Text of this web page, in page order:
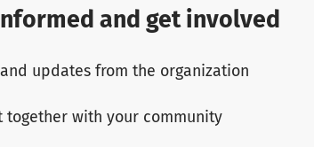
ohne Gewalt, Kommunikation
and get involved
updates from the organization
with your community